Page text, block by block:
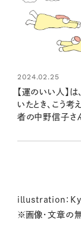
2024.02.25
【運のいい人】
いたとき、こう考
者の中野信子さ
illustration：
※画像・文章の